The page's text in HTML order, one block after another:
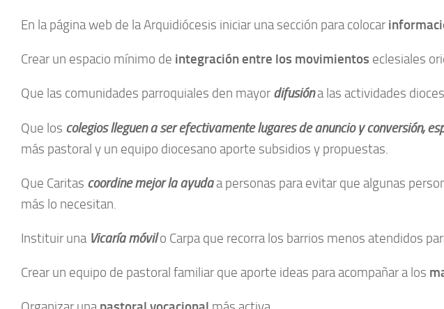
En la página web de la Arquidiócesis iniciar una sección para colocar
Crear un espacio mínimo de integración entre los movimientos eclesiales
Que las comunidades parroquiales den mayor difusióna las actividades
Que los colegios lleguen a ser efectivamente lugares de anuncio y conversión,
más pastoral y un equipo diocesano aporte subsidios y propuestas.
Que Caritas coordine mejor la ayudaa personas para evitar que algunas
más lo necesitan.
Instituir una Vicaría móvilo Carpa que recorra los barrios menos atendidos
Crear un equipo de pastoral familiar que aporte ideas para acompañar a los